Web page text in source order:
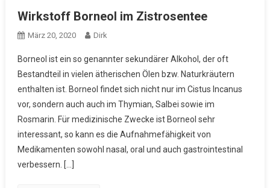
Wirkstoff Borneol im Zistrosentee
März 20, 2020 Dirk
Borneol ist ein so genannter sekundärer Alkohol, der oft
Bestandteil in vielen ätherischen Ölen bzw. Naturkräutern
enthalten ist. Borneol findet sich nicht nur im Cistus Incanus
vor, sondern auch auch im Thymian, Salbei sowie im
Rosmarin. Für medizinische Zwecke ist Borneol sehr
interessant, so kann es die Aufnahmefähigkeit von
Medikamenten sowohl nasal, oral und auch gastrointestinal
verbessern. […]